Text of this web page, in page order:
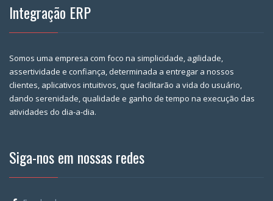
Integração ERP
Somos uma empresa com foco na simplicidade, agilidade,
assertividade e confiança, determinada a entregar a nossos
clientes, aplicativos intuitivos, que facilitarão a vida do usuário,
dando serenidade, qualidade e ganho de tempo na execução das
atividades do dia-a-dia.
Siga-nos em nossas redes